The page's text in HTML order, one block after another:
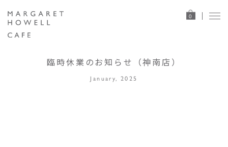
0
臨時休業のお知らせ（神南店）
January, 2025